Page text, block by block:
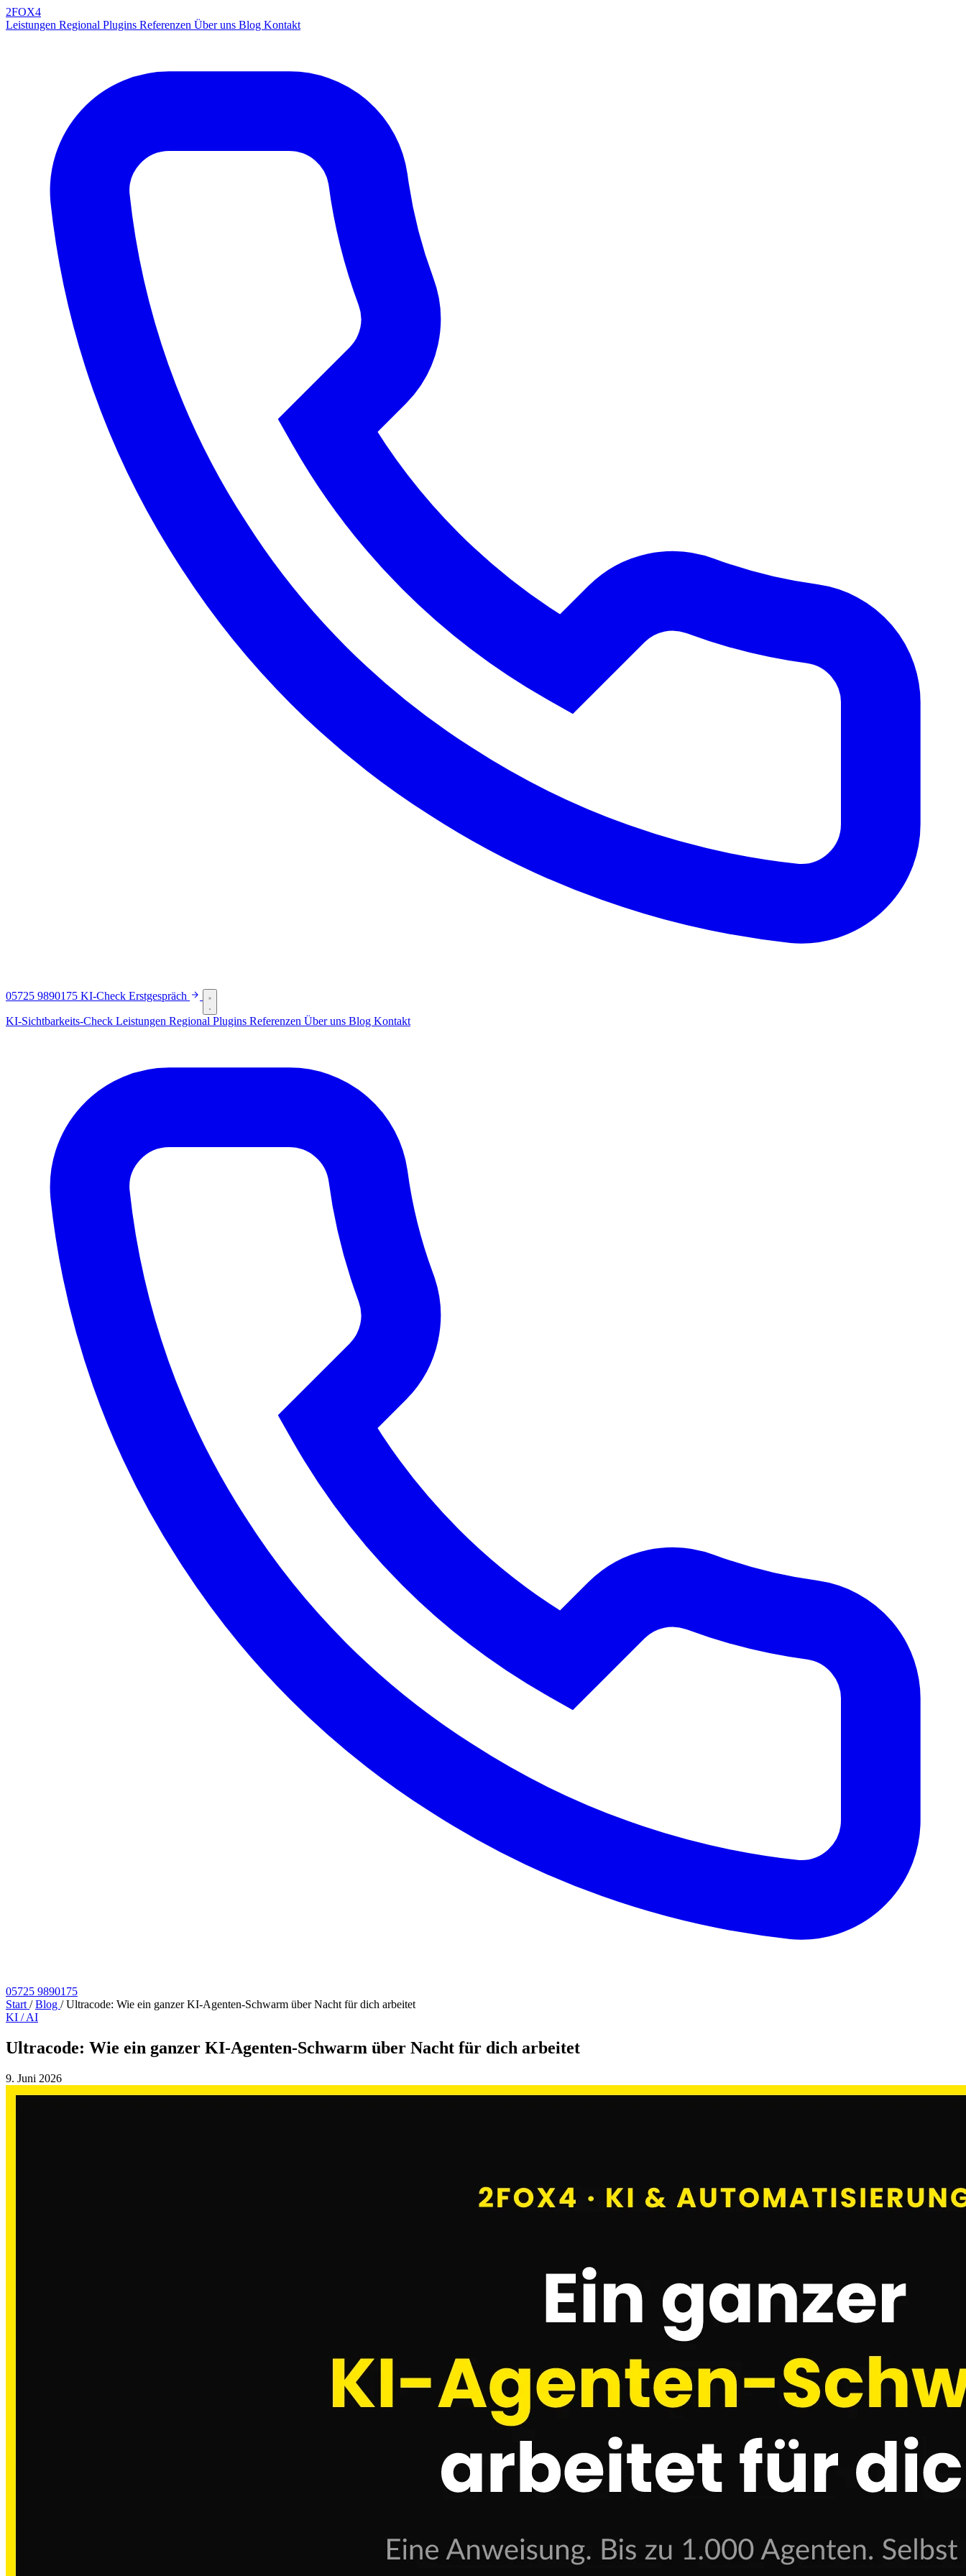
2FOX4
Leistungen Regional Plugins Referenzen Über uns Blog Kontakt
05725 9890175 KI-Check Erstgespräch
KI-Sichtbarkeits-Check Leistungen Regional Plugins Referenzen Über uns Blog Kontakt
05725 9890175
Start / Blog / Ultracode: Wie ein ganzer KI-Agenten-Schwarm über Nacht für dich arbeitet
KI / AI
Ultracode: Wie ein ganzer KI-Agenten-Schwarm über Nacht für dich arbeitet
9. Juni 2026